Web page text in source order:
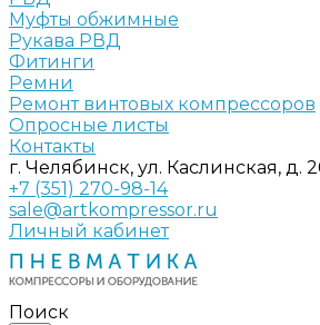
Муфты обжимные
Рукава РВД
Фитинги
Ремни
Ремонт винтовых компрессоров
Опросные листы
Контакты
г. Челябинск, ул. Каслинская, д.
+7 (351) 270-98-14
sale@artkompressor.ru
Личный кабинет
Поиск